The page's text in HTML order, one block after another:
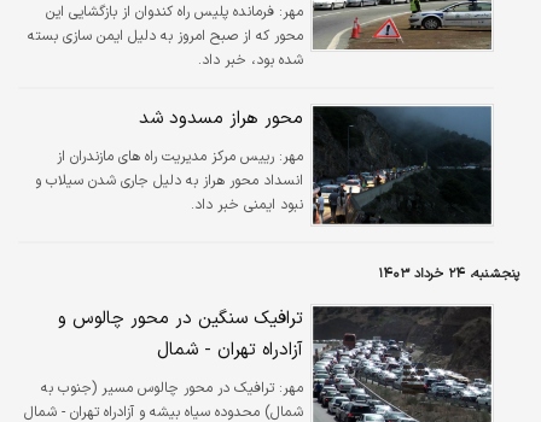
مهر: فرمانده پلیس راه کندوان از بازگشایی این
محور که از صبح امروز به دلیل ایمن سازی بسته
شده بود، خبر داد.
محور هراز مسدود شد
مهر: رییس مرکز مدیریت راه های مازندران از
انسداد محور هراز به دلیل جاری شدن سیلاب و
نبود ایمنی خبر داد.
پنجشنبه، ۲۴ خرداد ۱۴۰۳
ترافیک سنگین در محور چالوس و
آزادراه تهران - شمال
مهر: ترافیک در محور چالوس مسیر (جنوب به
شمال) محدوده سیاه بیشه و آزادراه تهران - شمال